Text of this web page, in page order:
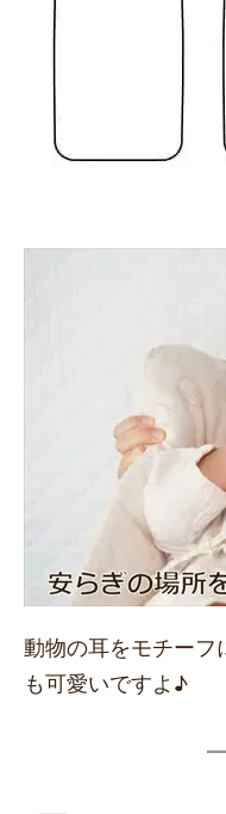
動物の耳をモチーフ
も可愛いですよ♪